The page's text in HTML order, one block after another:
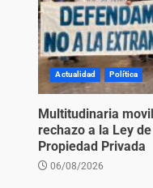
Actualidad Política
Multitudinaria
rechazo a la Ley
Propiedad Privada
06/08/2026